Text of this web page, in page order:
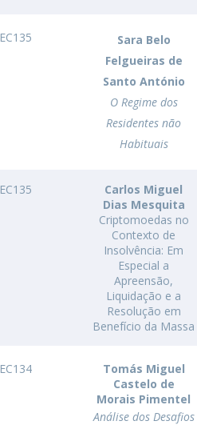
EC135
Sara Belo
Felgueiras de
Santo António
O Regime dos
Residentes não
Habituais
EC135
Carlos Miguel
Dias Mesquita
Criptomoedas no
Contexto de
Insolvência: Em
Especial a
Apreensão,
Liquidação e a
Resolução em
Benefício da Massa
EC134
Tomás Miguel
Castelo de
Morais Pimentel
Análise dos Desafios